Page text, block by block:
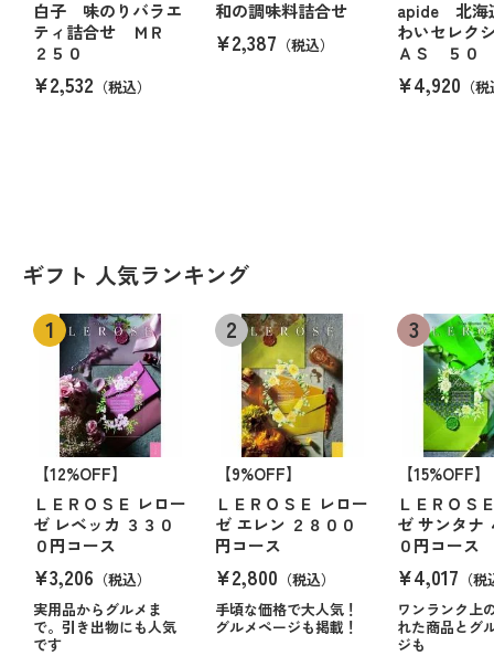
白子 味のりバラエ
ティ詰合せ ＭＲ
２５０
¥2,532 （税込）
和の調味料詰合せ
¥2,387 （税込）
apide 北海
わいセレク
ＡＳ ５０
¥4,920 （
ギフト 人気ランキング
【12%OFF】
ＬＥＲＯＳＥ レロー
ゼ レベッカ ３３０
０円コース
¥3,206 （税込）
実用品からグルメま
で。引き出物にも人気
です
【9%OFF】
ＬＥＲＯＳＥ レロー
ゼ エレン ２８００
円コース
¥2,800 （税込）
手頃な価格で大人気！
グルメページも掲載！
【15%OFF】
ＬＥＲＯＳ
ゼ サンタナ
０円コース
¥4,017 （
ワンランク上
れた商品とグ
ジも